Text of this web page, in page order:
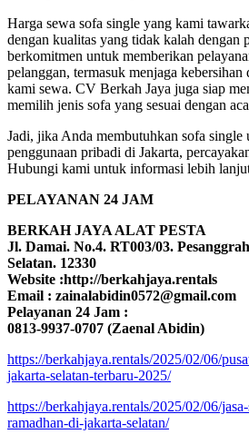
Harga sewa sofa single yang kami
dengan kualitas yang tidak kalah dengan
berkomitmen untuk memberikan
pelanggan, termasuk menjaga
kami sewa. CV Berkah Jaya juga siap
memilih jenis sofa yang sesuai dengan
Jadi, jika Anda membutuhkan sofa single
penggunaan pribadi di Jakarta,
Hubungi kami untuk informasi lebih
PELAYANAN 24 JAM
BERKAH JAYA ALAT PESTA
Jl. Damai. No.4. RT003/03.
Selatan. 12330
Website :http://berkahjaya.rentals
Email : zainalabidin0572@gmail.com
Pelayanan 24 Jam :
0813-9937-0707 (Zaenal Abidin)
https://berkahjaya.rentals/2025/02/06/
jakarta-selatan-terbaru-2025/
https://berkahjaya.rentals/2025/02/06/
ramadhan-di-jakarta-selatan/